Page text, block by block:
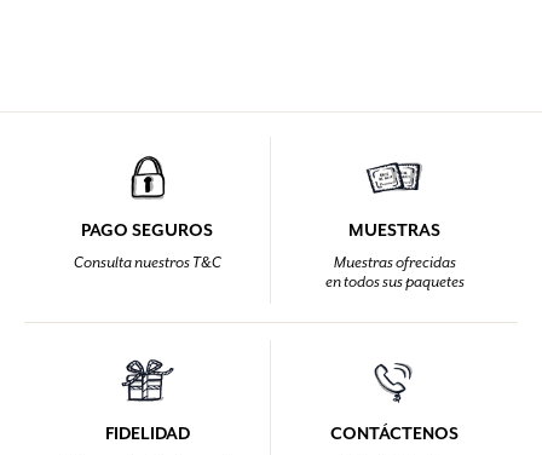
PAGO SEGUROS
Consulta nuestros T&C
MUESTRAS
Muestras ofrecidas
en todos sus paquetes
FIDELIDAD CONTÁCTENOS